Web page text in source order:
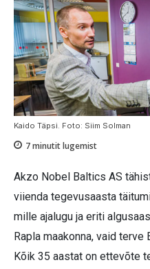
Kaido Täpsi. Foto: Siim Solman
7minutit lugemist
Akzo Nobel Baltics AS
viienda tegevusaasta
mille ajalugu ja eriti
Rapla maakonna, vaid
Kõik 35 aastat on ettevõte